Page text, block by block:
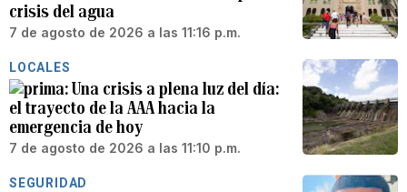
crisis del agua
7 de agosto de 2026 a las 11:16 p.m.
LOCALES
Una crisis a plena luz del día:
el trayecto de la AAA hacia la
emergencia de hoy
7 de agosto de 2026 a las 11:10 p.m.
SEGURIDAD